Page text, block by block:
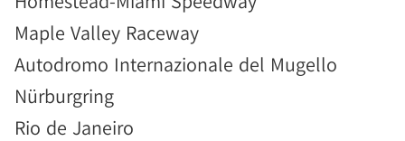
Maple Valley Raceway
Autodromo Internazionale del Mugello
Nürburgring
Rio de Janeiro